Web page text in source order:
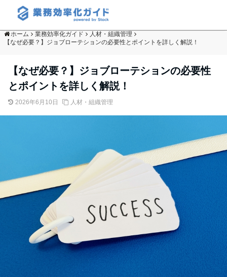
ホーム 業務効率化ガイド
人材・組織管理
【なぜ必要？】ジョブローテションの必要性とポイントを詳しく解説！
【なぜ必要？】ジョブローテションの必要性
とポイントを詳しく解説！
2026年6月10日 人材・組織管理